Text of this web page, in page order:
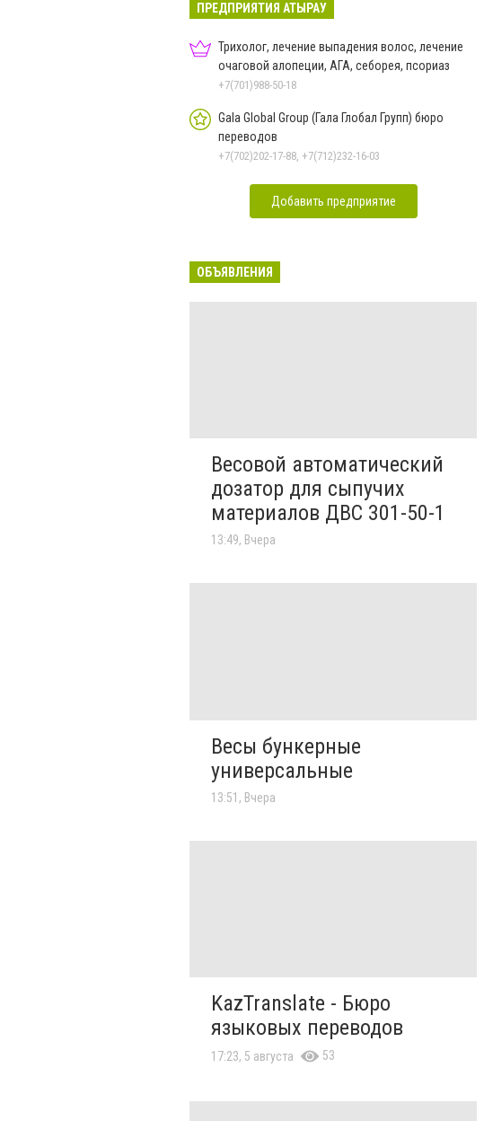
ПРЕДПРИЯТИЯ АТЫРАУ
Трихолог, лечение выпадения волос, лечение
очаговой алопеции, АГА, себорея, псориаз
+7(701)988-50-18
Gala Global Group (Гала Глобал Групп) бюро
переводов
+7(702)202-17-88, +7(712)232-16-03
Добавить предприятие
ОБЪЯВЛЕНИЯ
Весовой автоматический
дозатор для сыпучих
материалов ДВС 301-50-1
13:49, Вчера
Весы бункерные
универсальные
13:51, Вчера
KazTranslate - Бюро
языковых переводов
17:23, 5 августа 53